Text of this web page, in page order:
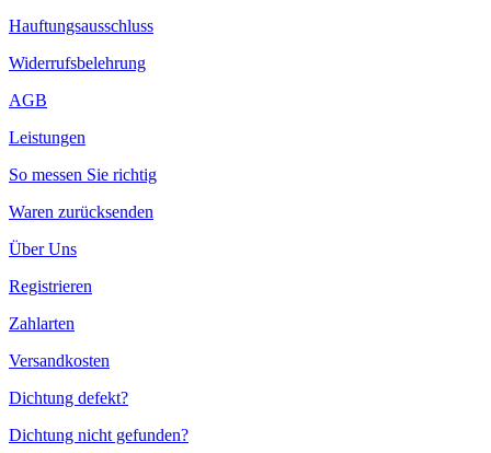
Hauftungsausschluss
Widerrufsbelehrung
AGB
Leistungen
So messen Sie richtig
Waren zurücksenden
Über Uns
Registrieren
Zahlarten
Versandkosten
Dichtung defekt?
Dichtung nicht gefunden?